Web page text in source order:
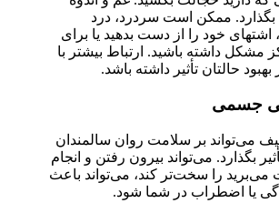
بگذارد. ممکن است سردرد، درد
اشتهای خود را از دست بدهید یا برای
مشکل داشته باشید. ارتباط بیشتر با
بهبود حالتان تأثیر داشته باشد.
می‌تواند بر سلامت روان سالمندان
بگذارد. می‌تواند بیرون رفتن و انجام
می‌برید را سخت‌تر کند، می‌تواند باعث
یا اضطراب در شما شود.